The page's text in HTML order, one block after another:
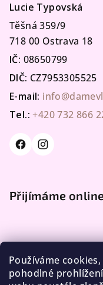
Používáme
pohodlné
Lucie Typovská
Těšná 359/9
718 00 Ostrava 18
IČ: 08650799
DIČ: CZ7953305525
E-mail:
Tel.: +420 732 866
Přijímáme